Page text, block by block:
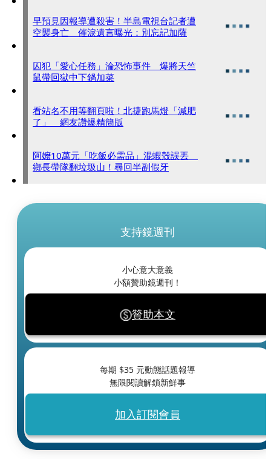
早預見因報導遭殺害！半島電視台記者遭
空襲身亡 催淚遺言曝光：別忘記加薩
囚犯「愛心任務」淪恐怖事件 爆將天竺
鼠帶回獄中下鍋加菜
看站名不用等翻頁啦！北捷跑馬燈「減肥
了」 網友讚爆精簡版
阿嬤10萬元「吃飯必需品」混蝦殼誤丟
鄉長帶隊翻垃圾山！尋回半副假牙
支持鏡週刊
小心意大意義
小額贊助鏡週刊！
贊助本文
每期 $35 元動態話題報導
無限閱讀解鎖新鮮事
加入訂閱會員